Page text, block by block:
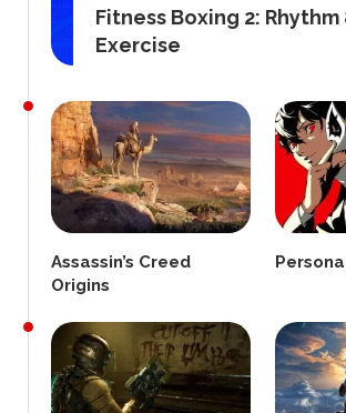
Fitness Boxing 2: Rhythm
Exercise
Assassin’s Creed
Origins